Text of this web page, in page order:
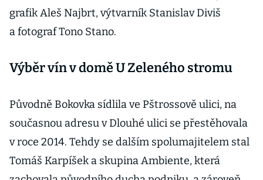
grafik Aleš Najbrt, výtvarník Stanislav Diviš
a fotograf Tono Stano.
Výběr vín v domě U Zeleného stromu
Původně Bokovka sídlila ve Pštrossově ulici, na
současnou adresu v Dlouhé ulici se přestěhovala
v roce 2014. Tehdy se dalším spolumajitelem stal
Tomáš Karpíšek a skupina Ambiente, která